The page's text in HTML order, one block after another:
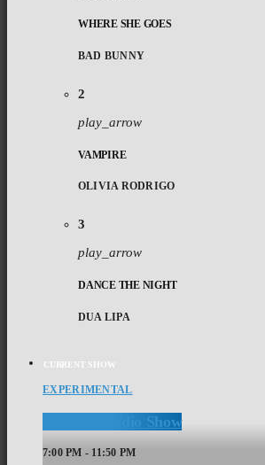
WHERE SHE GOES
BAD BUNNY
2
play_arrow
VAMPIRE
OLIVIA RODRIGO
3
play_arrow
DANCE THE NIGHT
DUA LIPA
CURRENT SHOW
EXPERIMENTAL
Polybius Radio Show
7:00 PM - 11:50 PM